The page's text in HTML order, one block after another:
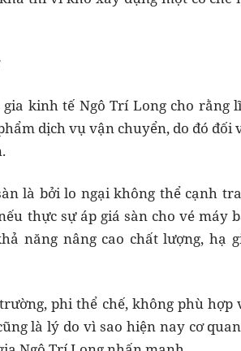
kinh tế Ngô Trí Long cho rằng
dịch vụ vận chuyển, do đó đối
là bởi lo ngại không thể cạnh
thực sự áp giá sàn cho vé máy
năng nâng cao chất lượng, hạ
phi thể chế, không phù hợp
là lý do vì sao hiện nay cơ